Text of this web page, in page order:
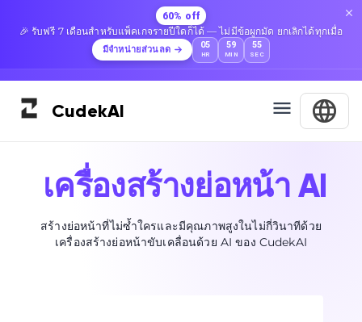
60% off
🎉 รับฟรี 7 เดือนสำหรับแพ็คเกจรายปีใดก็ได้ — ไม่มีข้อผูกมัด ยกเลิกได้ทุกเมื่อ
มีจำหน่ายส่วนลด 05
HR
59
MIN
54
SEC
CudekAI
เครื่องสร้างย่อหน้า AI
สร้างย่อหน้าที่ไม่ซ้ำใครและมีคุณภาพสูงในไม่กี่วินาทีด้วย
เครื่องสร้างย่อหน้าขับเคลื่อนด้วย AI ของ CudekAI